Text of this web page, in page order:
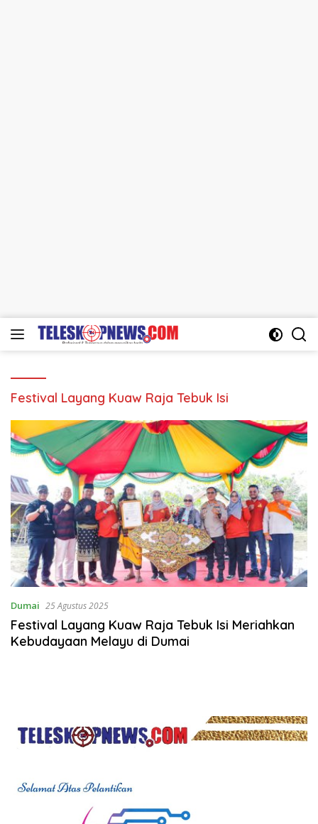
Langsung
Festival Layang Kuaw Raja Tebuk Isi
Dumai 25 Agustus 2025
Festival Layang Kuaw Raja Tebuk Isi Meriahkan
Kebudayaan Melayu di Dumai